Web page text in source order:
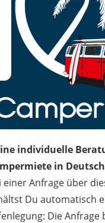
Bermudadreieck
Geheimtipp an
individuelle
in
einer Anfrage über
Du automatisch
Die Anfrage